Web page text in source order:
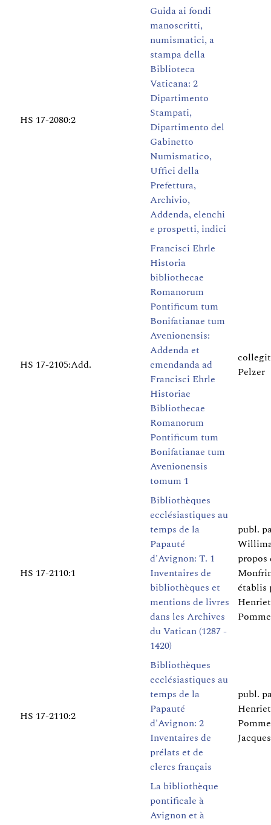
HS 17-2080:2
Guida ai fondi
manoscritti,
numismatici, a
stampa della
Biblioteca
Vaticana: 2
Dipartimento
Stampati,
Dipartimento del
Gabinetto
Numismatico,
Uffici della
Prefettura,
Archivio,
Addenda, elenchi
e prospetti, indici
HS 17-2105:Add.
Francisci Ehrle
Historia
bibliothecae
Romanorum
Pontificum tum
Bonifatianae tum
Avenionensis:
Addenda et
emendanda ad
Francisci Ehrle
Historiae
Bibliothecae
Romanorum
Pontificum tum
Bonifatianae tum
Avenionensis
tomum 1
Pelzer
HS 17-2110:1
Bibliothèques
ecclésiastiques au
temps de la
Papauté
d'Avignon: T. 1
Inventaires de
bibliothèques et
mentions de livres
dans les Archives
du Vatican (1287 -
1420)
publ.
propos
établis
HS 17-2110:2
Bibliothèques
ecclésiastiques au
temps de la
Papauté
d'Avignon: 2
Inventaires de
prélats et de
clercs français
publ.
La bibliothèque
pontificale à
Avignon et à